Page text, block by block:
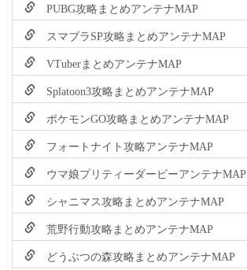
PUBG攻略まとめアンテナMAP
スマブラSP攻略まとめアンテナMAP
VTuberまとめアンテナMAP
Splatoon3攻略まとめアンテナMAP
ポケモンGO攻略まとめアンテナMAP
フォートナイト攻略アンテナMAP
ウマ娘プリティーダービーアンテナMAP
シャニマス攻略まとめアンテナMAP
荒野行動攻略まとめアンテナMAP
どうぶつの森攻略まとめアンテナMAP